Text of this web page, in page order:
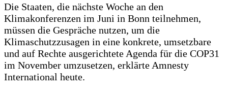
Die Staaten, die nächste Woche an den
Klimakonferenzen im Juni in Bonn teilnehmen,
müssen die Gespräche nutzen, um die
Klimaschutzzusagen in eine konkrete, umsetzbare
und auf Rechte ausgerichtete Agenda für die COP31
im November umzusetzen, erklärte Amnesty
International heute.